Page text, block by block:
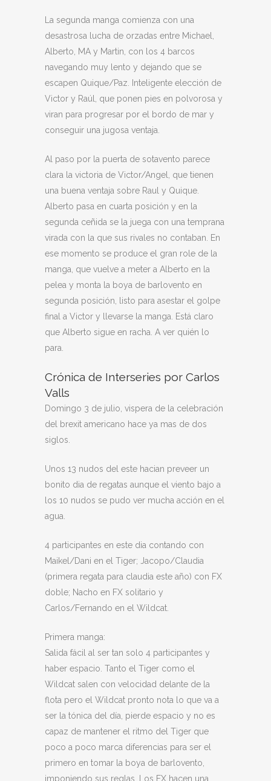
La segunda manga comienza con una
desastrosa lucha de orzadas entre Michael,
Alberto, MA y Martin, con los 4 barcos
navegando muy lento y dejando que se
escapen Quique/Paz. Inteligente elección de
Victor y Raúl, que ponen pies en polvorosa y
viran para progresar por el bordo de mar y
conseguir una jugosa ventaja.
Al paso por la puerta de sotavento parece
clara la victoria de Victor/Angel, que tienen
una buena ventaja sobre Raul y Quique.
Alberto pasa en cuarta posición y en la
segunda ceñida se la juega con una temprana
virada con la que sus rivales no contaban. En
ese momento se produce el gran role de la
manga, que vuelve a meter a Alberto en la
pelea y monta la boya de barlovento en
segunda posición, listo para asestar el golpe
final a Victor y llevarse la manga. Está claro
que Alberto sigue en racha. A ver quién lo
para.
Crónica de Interseries por Carlos
Valls
Domingo 3 de julio, vispera de la celebración
del brexit americano hace ya mas de dos
siglos.
Unos 13 nudos del este hacian preveer un
bonito dia de regatas aunque el viento bajo a
los 10 nudos se pudo ver mucha acción en el
agua.
4 participantes en este dia contando con
Maikel/Dani en el Tiger; Jacopo/Claudia
(primera regata para claudia este año) con FX
doble; Nacho en FX solitario y
Carlos/Fernando en el Wildcat.
Primera manga:
Salida fácil al ser tan solo 4 participantes y
haber espacio. Tanto el Tiger como el
Wildcat salen con velocidad delante de la
flota pero el Wildcat pronto nota lo que va a
ser la tónica del día, pierde espacio y no es
capaz de mantener el ritmo del Tiger que
poco a poco marca diferencias para ser el
primero en tomar la boya de barlovento,
imponiendo sus reglas. Los FX hacen una